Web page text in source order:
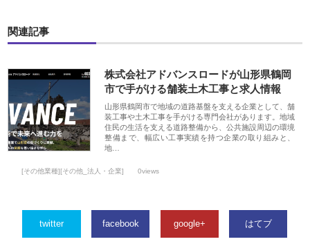
関連記事
株式会社アドバンスロードが山形県鶴岡
市で手がける舗装土木工事と求人情報
山形県鶴岡市で地域の道路基盤を支える企業として、舗
装工事や土木工事を手がける専門会社があります。地域
住民の生活を支える道路整備から、公共施設周辺の環境
整備まで、幅広い工事実績を持つ企業の取り組みと、
地…
[その他業種][その他_法人・企業] 0views
twitter facebook google+ はてブ